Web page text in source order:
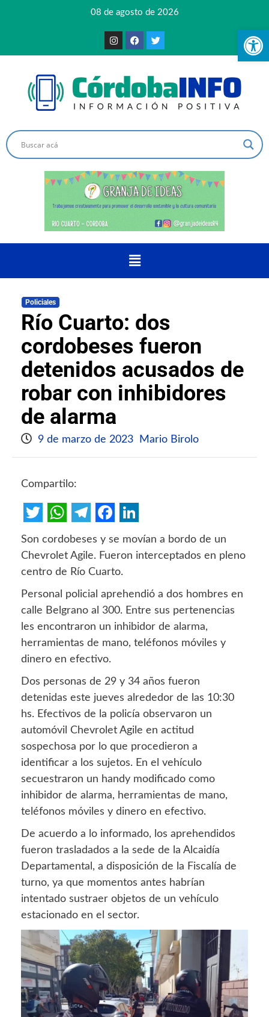
08 de agosto de 2026
Policiales
Río Cuarto: dos
cordobeses fueron
detenidos acusados de
robar con inhibidores
de alarma
9 de marzo de 2023 Mario Birolo
Compartilo:
TwitterWhatsApp
Telegram
Facebook
LinkedIn
Son cordobeses y se movían a bordo de un
Chevrolet Agile. Fueron interceptados en pleno
centro de Río Cuarto.
Personal policial aprehendió a dos hombres en
calle Belgrano al 300. Entre sus pertenencias
les encontraron un inhibidor de alarma,
herramientas de mano, teléfonos móviles y
dinero en efectivo.
Dos personas de 29 y 34 años fueron
detenidas este jueves alrededor de las 10:30
hs. Efectivos de la policía observaron un
automóvil Chevrolet Agile en actitud
sospechosa por lo que procedieron a
identificar a los sujetos. En el vehículo
secuestraron un handy modificado como
inhibidor de alarma, herramientas de mano,
teléfonos móviles y dinero en efectivo.
De acuerdo a lo informado, los aprehendidos
fueron trasladados a la sede de la Alcaidía
Departamental, a disposición de la Fiscalía de
turno, ya que momentos antes habrían
intentado sustraer objetos de un vehículo
estacionado en el sector.